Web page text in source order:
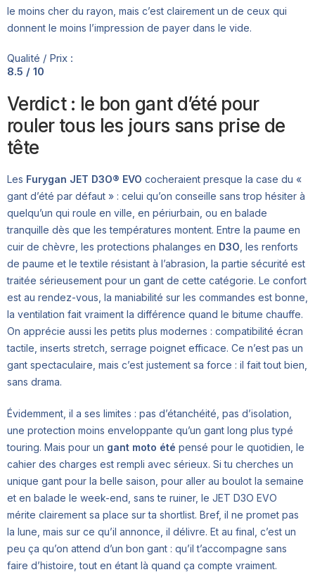
le moins cher du rayon, mais c’est clairement un de ceux qui
donnent le moins l’impression de payer dans le vide.
Qualité / Prix :
8.5 / 10
Verdict : le bon gant d’été pour
rouler tous les jours sans prise de
tête
Les Furygan JET D3O® EVO cocheraient presque la case du «
gant d’été par défaut » : celui qu’on conseille sans trop hésiter à
quelqu’un qui roule en ville, en périurbain, ou en balade
tranquille dès que les températures montent. Entre la paume en
cuir de chèvre, les protections phalanges en D3O , les renforts
de paume et le textile résistant à l’abrasion, la partie sécurité est
traitée sérieusement pour un gant de cette catégorie. Le confort
est au rendez-vous, la maniabilité sur les commandes est bonne,
la ventilation fait vraiment la différence quand le bitume chauffe.
On apprécie aussi les petits plus modernes : compatibilité écran
tactile, inserts stretch, serrage poignet efficace. Ce n’est pas un
gant spectaculaire, mais c’est justement sa force : il fait tout bien,
sans drama.
Évidemment, il a ses limites : pas d’étanchéité, pas d’isolation,
une protection moins enveloppante qu’un gant long plus typé
touring. Mais pour un gant moto été pensé pour le quotidien, le
cahier des charges est rempli avec sérieux. Si tu cherches un
unique gant pour la belle saison, pour aller au boulot la semaine
et en balade le week-end, sans te ruiner, le JET D3O EVO
mérite clairement sa place sur ta shortlist. Bref, il ne promet pas
la lune, mais sur ce qu’il annonce, il délivre. Et au final, c’est un
peu ça qu’on attend d’un bon gant : qu’il t’accompagne sans
faire d’histoire, tout en étant là quand ça compte vraiment.